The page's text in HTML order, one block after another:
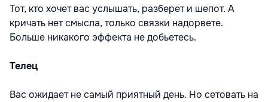
Тот, кто хочет вас услышать, разберет и шепот. А
кричать нет смысла, только связки надорвете.
Больше никакого эффекта не добьетесь.
Телец
Вас ожидает не самый приятный день. Но сетовать на